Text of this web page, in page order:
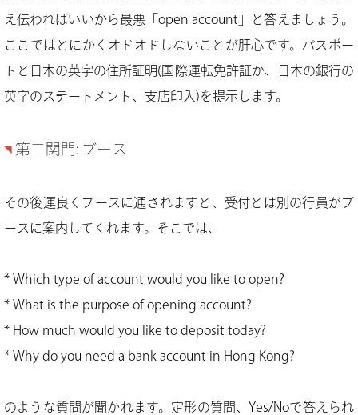
え伝わればいいから最悪「open account」と答えましょう。
ここではとにかくオドオドしないことが肝心です。パスポー
トと日本の英字の住所証明(国際運転免許証か、日本の銀行の
英字のステートメント、支店印入)を提示します。
第二関門: ブース
その後運良くブースに通されますと、受付とは別の行員がブ
ースに案内してくれます。そこでは、
* Which type of account would you like to open?
* What is the purpose of opening account?
* How much would you like to deposit today?
* Why do you need a bank account in Hong Kong?
のような質問が聞かれます。定形の質問、Yes/Noで答えられ